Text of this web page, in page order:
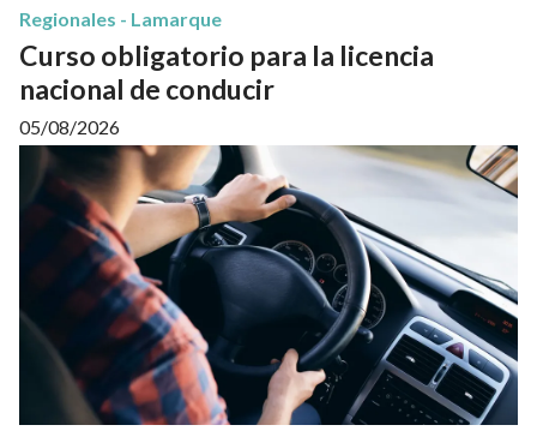
Curso obligatorio para la licencia
nacional de conducir
Regionales - Lamarque
05/08/2026